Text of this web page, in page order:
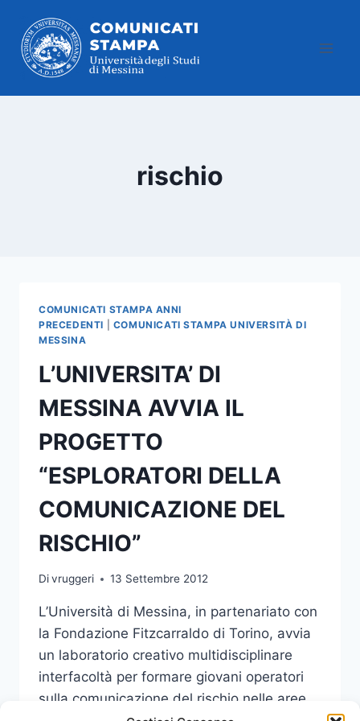
contenuto
rischio
COMUNICATI STAMPA ANNI
PRECEDENTI
COMUNICATI STAMPA UNIVERSITÀ DI
MESSINA
L’UNIVERSITA’ DI
MESSINA AVVIA IL
PROGETTO
“ESPLORATORI DELLA
COMUNICAZIONE DEL
RISCHIO”
Divruggeri 13 Settembre 2012
L’Università di Messina, in partenariato con
la Fondazione Fitzcarraldo di Torino, avvia
un laboratorio creativo multidisciplinare
interfacoltà per formare giovani operatori
sulla comunicazione del rischio nelle aree